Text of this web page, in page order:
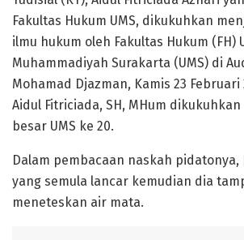
Fakultas Hukum UMS, dikukuhkan
ilmu hukum oleh Fakultas Hukum (FH)
Muhammadiyah Surakarta (UMS) di
Mohamad Djazman, Kamis 23 Februari
Aidul Fitriciada, SH, MHum
besar UMS ke 20.
Dalam pembacaan naskah pidatonya,
yang semula lancar kemudian dia
meneteskan air mata.